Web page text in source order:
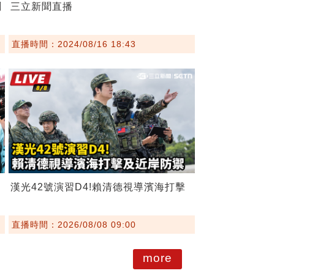
三立新聞直播
直播時間：2024/08/16 18:43
漢光42號演習D4!賴清德視導濱海打擊
直播時間：2026/08/08 09:00
more